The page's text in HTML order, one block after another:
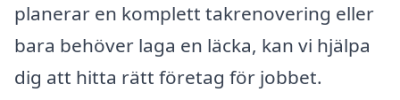
planerar en komplett takrenovering eller
bara behöver laga en läcka, kan vi hjälpa
dig att hitta rätt företag för jobbet.